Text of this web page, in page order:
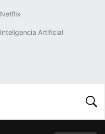
Netflix
Inteligencia Artificial